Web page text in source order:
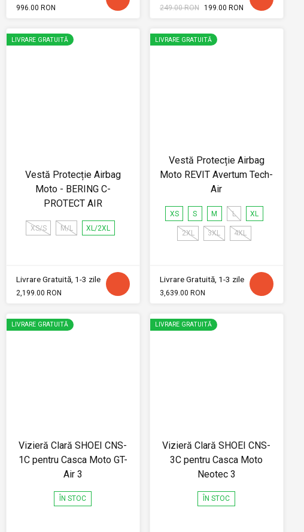
996.00 RON 249.00 RON 199.00 RON
LIVRARE GRATUITĂ
Vestă Protecție Airbag
Moto - BERING C-
PROTECT AIR
XS/S M/L XL/2XL
Livrare Gratuită, 1-3 zile
2,199.00 RON
LIVRARE GRATUITĂ
Vestă Protecție Airbag
Moto REVIT Avertum Tech-
Air
XS S M L XL
2XL 3XL 4XL
Livrare Gratuită, 1-3 zile
3,639.00 RON
LIVRARE GRATUITĂ
Vizieră Clară SHOEI CNS-
1C pentru Casca Moto GT-
Air 3
ÎN STOC
LIVRARE GRATUITĂ
Vizieră Clară SHOEI CNS-
3C pentru Casca Moto
Neotec 3
ÎN STOC